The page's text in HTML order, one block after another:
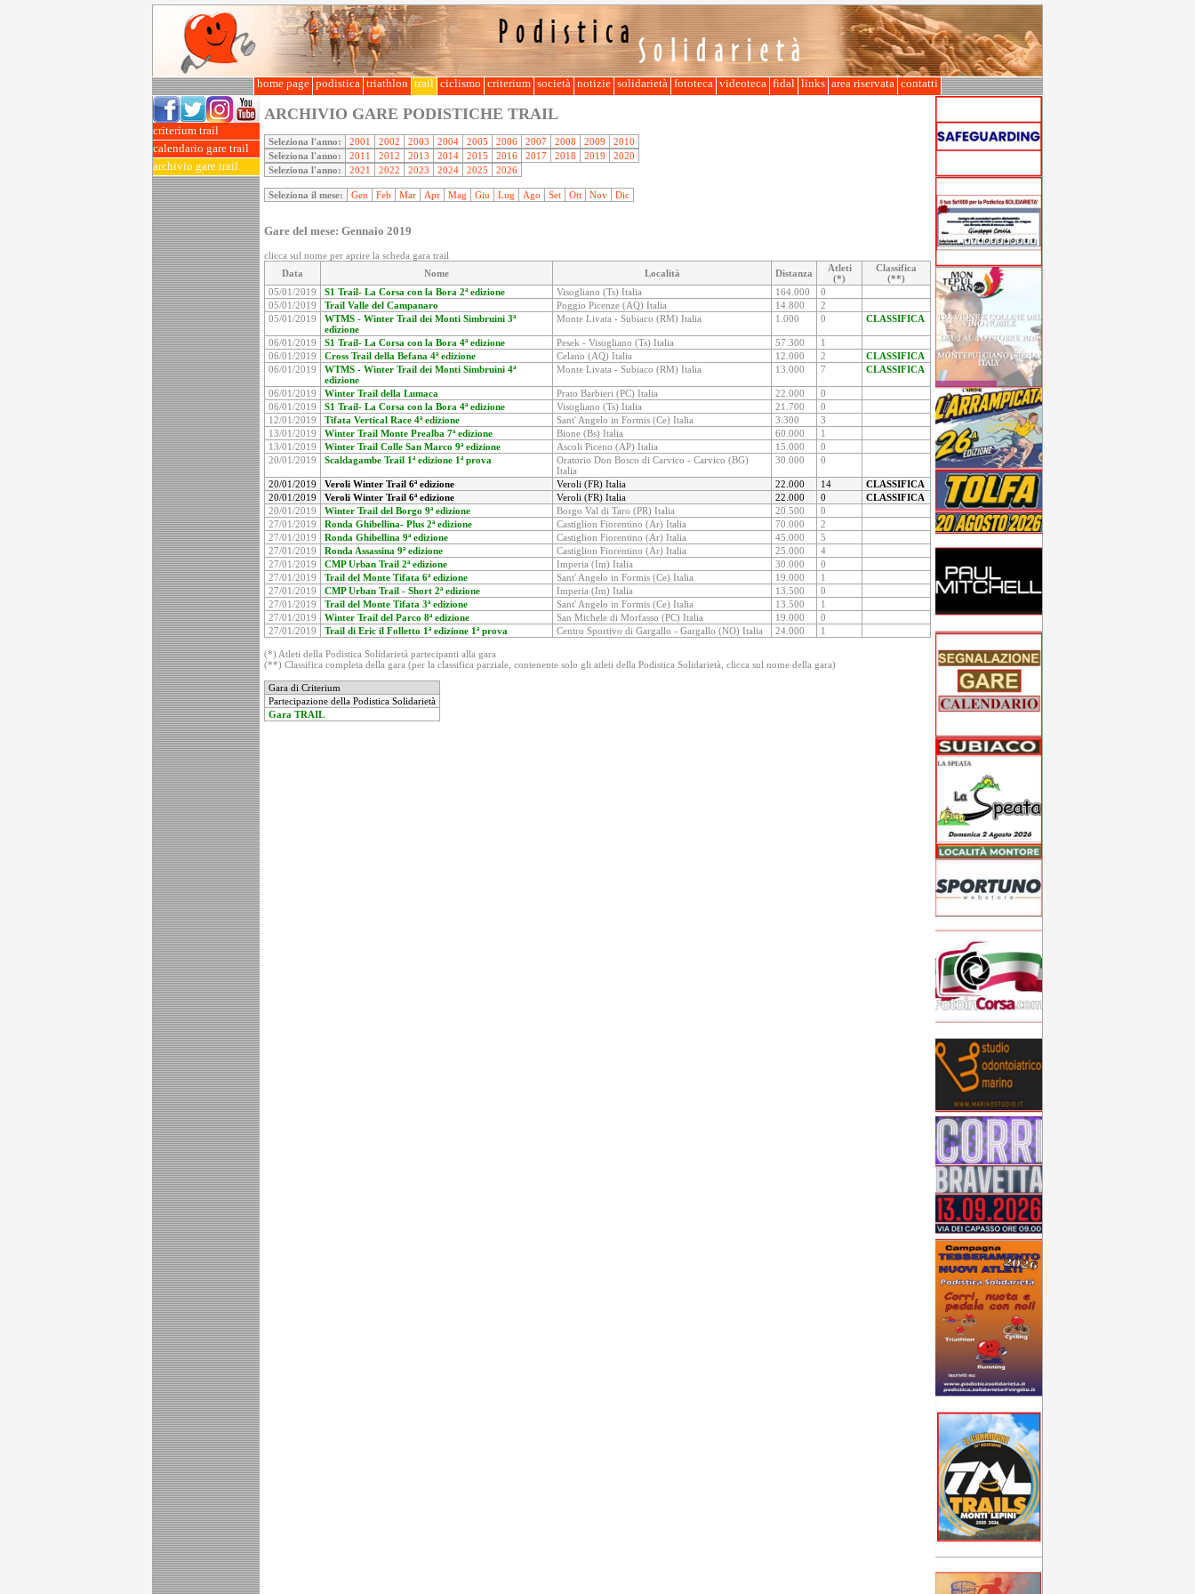
home page podistica triathlon trail ciclismo criterium società notizie solidarietà fototeca videoteca fidal links area riservata contatti
criterium trail
calendario gare trail
archivio gare trail
ARCHIVIO GARE PODISTICHE TRAIL
Seleziona l'anno: 2001 2002 2003 2004 2005 2006 2007 2008 2009
2010
Seleziona l'anno:
2011 2012 2013 2014 2015 2016 2017 2018 2019
2020
Seleziona l'anno:
2021 2022 2023 2024 2025 2026
Seleziona il mese: Gen Feb Mar Apr Mag Giu Lug Ago Set Ott Nov Dic
Gare del mese: Gennaio 2019
clicca sul nome per aprire la scheda gara trail
Data
Nome Località Distanza
Atleti
(*)
Classifica
(**)
05/01/2019
S1 Trail- La Corsa con la Bora 2ª edizione Visogliano (Ts) Italia 164.000
0
05/01/2019
Trail Valle del Campanaro Poggio Picenze (AQ) Italia 14.800
2
05/01/2019
WTMS - Winter Trail dei Monti Simbruini 3ª
edizione
Monte Livata - Subiaco (RM) Italia 1.000 0 CLASSIFICA
06/01/2019 S1 Trail- La Corsa con la Bora 4ª edizione Pesek - Visogliano (Ts) Italia 57.300
1
06/01/2019
Cross Trail della Befana 4ª edizione Celano (AQ) Italia 12.000 2
CLASSIFICA
06/01/2019
WTMS - Winter Trail dei Monti Simbruini 4ª
edizione
Monte Livata - Subiaco (RM) Italia 13.000 7 CLASSIFICA
06/01/2019 Winter Trail della Lumaca Prato Barbieri (PC) Italia 22.000
0
06/01/2019
S1 Trail- La Corsa con la Bora 4ª edizione Visogliano (Ts) Italia 21.700
0
12/01/2019
Tifata Vertical Race 4ª edizione Sant' Angelo in Formis (Ce) Italia 3.300
3
13/01/2019
Winter Trail Monte Prealba 7ª edizione Bione (Bs) Italia 60.000
1
13/01/2019
Winter Trail Colle San Marco 9ª edizione Ascoli Piceno (AP) Italia 15.000
0
20/01/2019
Scaldagambe Trail 1ª edizione 1ª prova
Oratorio Don Bosco di Carvico - Carvico (BG)
Italia
30.000 0
20/01/2019 Veroli Winter Trail 6ª edizione Veroli (FR) Italia 22.000 14
CLASSIFICA
20/01/2019
Veroli Winter Trail 6ª edizione Veroli (FR) Italia 22.000 0
CLASSIFICA
20/01/2019
Winter Trail del Borgo 9ª edizione Borgo Val di Taro (PR) Italia 20.500
0
27/01/2019
Ronda Ghibellina- Plus 2ª edizione Castiglion Fiorentino (Ar) Italia 70.000
2
27/01/2019
Ronda Ghibellina 9ª edizione Castiglion Fiorentino (Ar) Italia 45.000
5
27/01/2019
Ronda Assassina 9ª edizione Castiglion Fiorentino (Ar) Italia 25.000
4
27/01/2019
CMP Urban Trail 2ª edizione Imperia (Im) Italia 30.000
0
27/01/2019
Trail del Monte Tifata 6ª edizione Sant' Angelo in Formis (Ce) Italia 19.000
1
27/01/2019
CMP Urban Trail - Short 2ª edizione Imperia (Im) Italia 13.500
0
27/01/2019
Trail del Monte Tifata 3ª edizione Sant' Angelo in Formis (Ce) Italia 13.500
1
27/01/2019
Winter Trail del Parco 8ª edizione San Michele di Morfasso (PC) Italia 19.000
0
27/01/2019
Trail di Eric il Folletto 1ª edizione 1ª prova Centro Sportivo di Gargallo - Gargallo (NO) Italia 24.000 1
(*) Atleti della Podistica Solidarietà partecipanti alla gara
(**) Classifica completa della gara (per la classifica parziale, contenente solo gli atleti della Podistica Solidarietà, clicca sul nome della gara)
Gara di Criterium
Partecipazione della Podistica Solidarietà
Gara TRAIL